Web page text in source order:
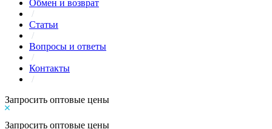
Обмен и возврат
/
Статьи
/
Вопросы и ответы
/
Контакты
/
Запросить оптовые цены
Запросить оптовые цены